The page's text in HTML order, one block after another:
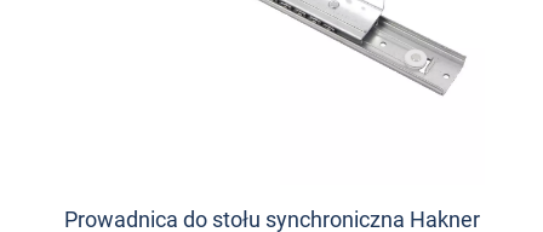
Prowadnica do stołu synchroniczna Hakner